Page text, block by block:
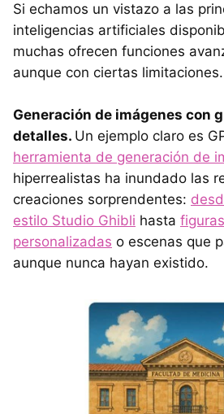
Si echamos un vistazo a las
inteligencias artificiales
muchas ofrecen funciones
aunque con ciertas limitaciones.
Generación de imágenes con
detalles. Un ejemplo claro es
herramienta de generación de
hiperrealistas ha inundado las
creaciones sorprendentes:
estilo Studio Ghibli hasta
personalizadas o escenas que
aunque nunca hayan existido.